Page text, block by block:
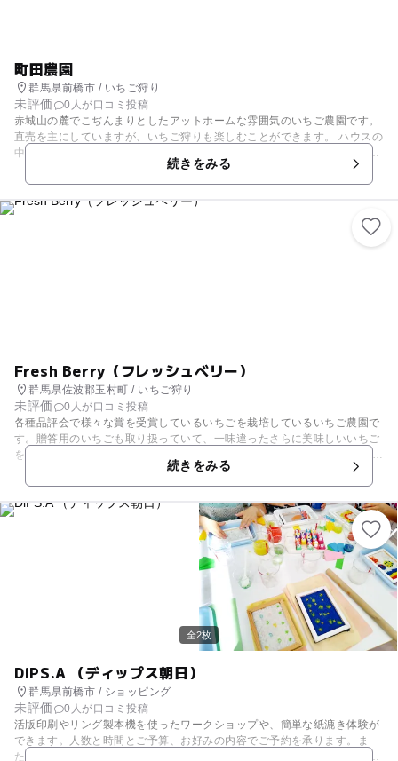
町田農園
群馬県前橋市 / いちご狩り
未評価
0人が口コミ投稿
赤城山の麓でこぢんまりとしたアットホームな雰囲気のいちご農園です。
直売を主にしていますが、いちご狩りも楽しむことができます。 ハウスの
中は高設栽培担っていて、ベビーカーでも入園できます。子どもの目線に
いちごがなっているので、摘み取りやすいのも嬉しいですね。 【いちご狩
り情報】 例年12月上旬頃～5月下旬頃
続きをみる
Fresh Berry（フレッシュベリー）
群馬県佐波郡玉村町 / いちご狩り
未評価
0人が口コミ投稿
各種品評会で様々な賞を受賞しているいちごを栽培しているいちご農園で
す。贈答用のいちごも取り扱っていて、一味違ったさらに美味しいいちご
を堪能できますよ。 栽培品種も多く、やよいひめ、紅ほっぺ、かおり野、
おいCベリー、ジューシー、もういっこと多種にわたっています。通常の
いちご狩りはもちろん、追加料金で生クリーム大福やソフトクリームをト
ッピングできるコースも！贅沢ないちご狩りを体験できます。通常のいち
ご狩りでも練乳無料、コーヒー、紅茶のサービスも実施しています。 【い
続きをみる
全2枚
DiPS.A （ディップス朝日）
群馬県前橋市 / ショッピング
未評価
0人が口コミ投稿
活版印刷やリング製本機を使ったワークショップや、簡単な紙漉き体験が
できます。人数と時間とご予算、お好みの内容でご予約を承ります。ま
た、夏休みの子供向け・季節の紙ものなど、特別企画のワークショップも